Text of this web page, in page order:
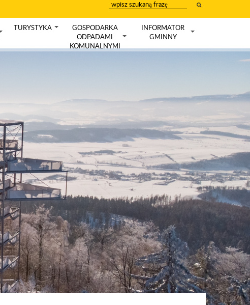
wpisz
szukany
tekst
TURYSTYKA
GOSPODARKA
ODPADAMI
KOMUNALNYMI
INFORMATOR
GMINNY